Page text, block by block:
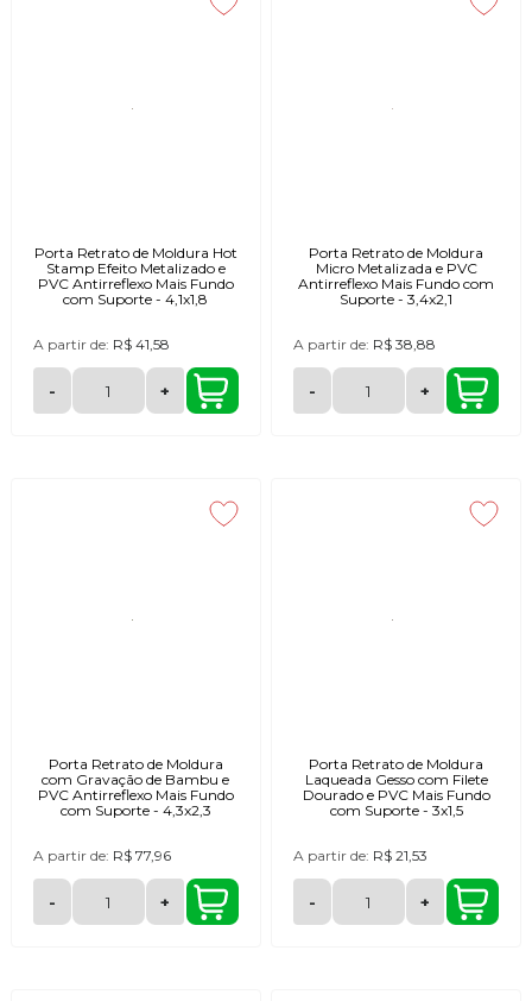
Porta Retrato de Moldura Hot
Stamp Efeito Metalizado e
PVC Antirreflexo Mais Fundo
com Suporte - 4,1x1,8
A partir de: R$ 41,58
- +
Porta Retrato de Moldura
Micro Metalizada e PVC
Antirreflexo Mais Fundo com
Suporte - 3,4x2,1
A partir de: R$ 38,88
- +
Porta Retrato de Moldura
com Gravação de Bambu e
PVC Antirreflexo Mais Fundo
com Suporte - 4,3x2,3
A partir de: R$ 77,96
- +
Porta Retrato de Moldura
Laqueada Gesso com Filete
Dourado e PVC Mais Fundo
com Suporte - 3x1,5
A partir de: R$ 21,53
- +